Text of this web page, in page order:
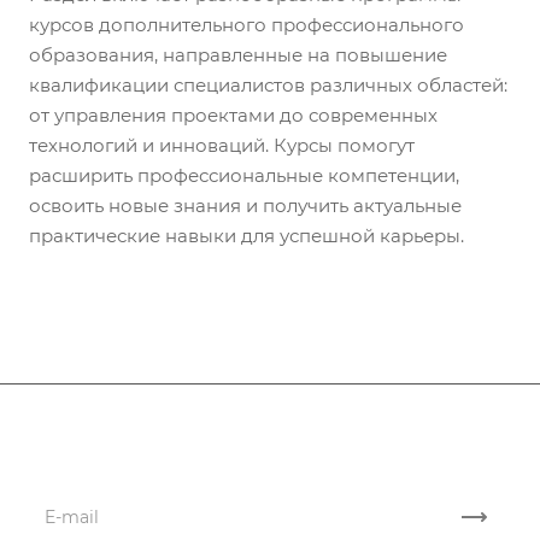
мероприятий по
обеспечению
безопасности объектов и
территорий.
обучение приемам
курсов дополнительного профессионального
образования, направленные на повышение
квалификации специалистов различных областей:
от управления проектами до современных
технологий и инноваций. Курсы помогут
расширить профессиональные компетенции,
освоить новые знания и получить актуальные
практические навыки для успешной карьеры.